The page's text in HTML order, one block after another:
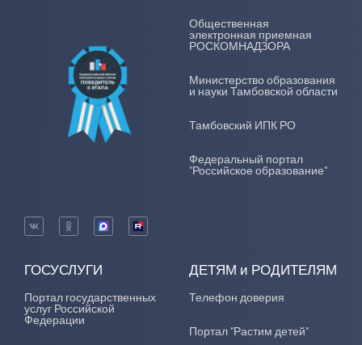
Общественная
электронная приемная
РОСКОМНАДЗОРА
Министерство образования
и науки Тамбовской области
Тамбовский ИПК РО
Федеральный портал
"Российское образование"
ГОСУСЛУГИ
Портал государственных
услуг Российской
Федерации
ДЕТЯМ и РОДИТЕЛЯМ
Телефон доверия
Портал "Растим детей"